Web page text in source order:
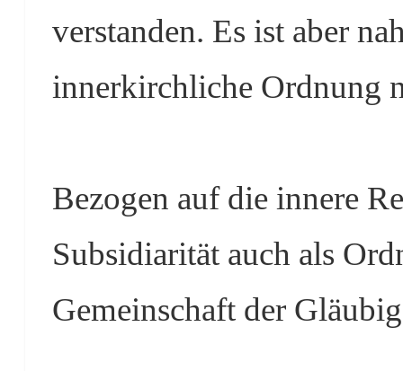
verstanden. Es ist aber
innerkirchliche Ordnung
Bezogen auf die innere
Subsidiarität auch als
Gemeinschaft der